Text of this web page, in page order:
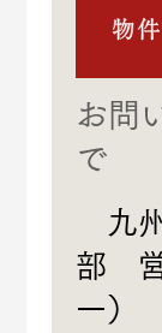
お問
で
九
部 営
一）